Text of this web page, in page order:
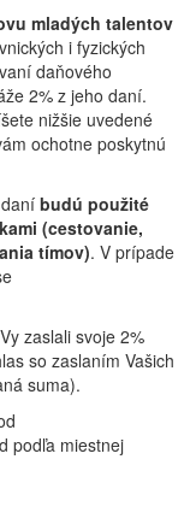
mladých talentov
i fyzických
daňového
2% z jeho daní.
nižšie uvedené
ochotne poskytnú
budú použité
(cestovanie,
tímov). V prípade
zaslali svoje 2%
so zaslaním Vašich
suma).
podľa miestnej